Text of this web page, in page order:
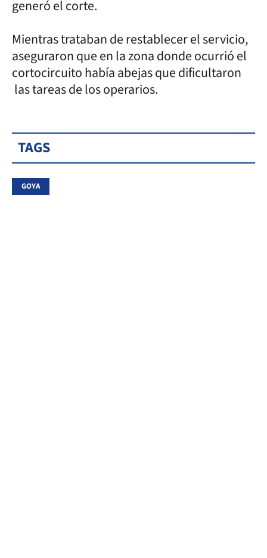
generó el corte.
Mientras trataban de restablecer el servicio,
aseguraron que en la zona donde ocurrió el
cortocircuito había abejas que dificultaron
las tareas de los operarios.
TAGS
GOYA